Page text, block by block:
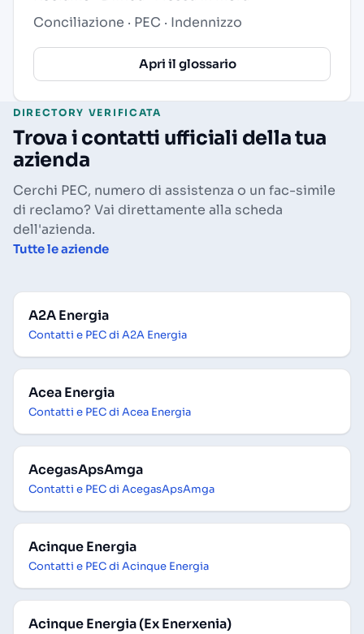
Conciliazione · PEC · Indennizzo
Apri il glossario
DIRECTORY VERIFICATA
Trova i contatti ufficiali della tua
azienda
Cerchi PEC, numero di assistenza o un fac-simile
di reclamo? Vai direttamente alla scheda
dell'azienda.
Tutte le aziende
A2A Energia
Contatti e PEC di A2A Energia
Acea Energia
Contatti e PEC di Acea Energia
AcegasApsAmga
Contatti e PEC di AcegasApsAmga
Acinque Energia
Contatti e PEC di Acinque Energia
Acinque Energia (Ex Enerxenia)